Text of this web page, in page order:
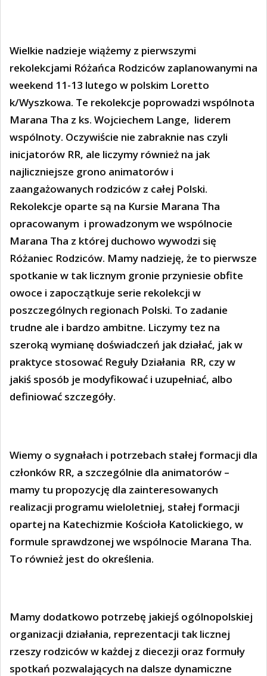
Wielkie nadzieje wiążemy z pierwszymi
rekolekcjami Różańca Rodziców zaplanowanymi na
weekend 11-13 lutego w polskim Loretto
k/Wyszkowa. Te rekolekcje poprowadzi wspólnota
Marana Tha z ks. Wojciechem Lange, liderem
wspólnoty. Oczywiście nie zabraknie nas czyli
inicjatorów RR, ale liczymy również na jak
najliczniejsze grono animatorów i
zaangażowanych rodziców z całej Polski.
Rekolekcje oparte są na Kursie Marana Tha
opracowanym i prowadzonym we wspólnocie
Marana Tha z której duchowo wywodzi się
Różaniec Rodziców. Mamy nadzieję, że to pierwsze
spotkanie w tak licznym gronie przyniesie obfite
owoce i zapoczątkuje serie rekolekcji w
poszczególnych regionach Polski. To zadanie
trudne ale i bardzo ambitne. Liczymy tez na
szeroką wymianę doświadczeń jak działać, jak w
praktyce stosować Reguły Działania RR, czy w
jakiś sposób je modyfikować i uzupełniać, albo
definiować szczegóły.
Wiemy o sygnałach i potrzebach stałej formacji dla
członków RR, a szczególnie dla animatorów –
mamy tu propozycję dla zainteresowanych
realizacji programu wieloletniej, stałej formacji
opartej na Katechizmie Kościoła Katolickiego, w
formule sprawdzonej we wspólnocie Marana Tha.
To również jest do określenia.
Mamy dodatkowo potrzebę jakiejś ogólnopolskiej
organizacji działania, reprezentacji tak licznej
rzeszy rodziców w każdej z diecezji oraz formuły
spotkań pozwalających na dalsze dynamiczne